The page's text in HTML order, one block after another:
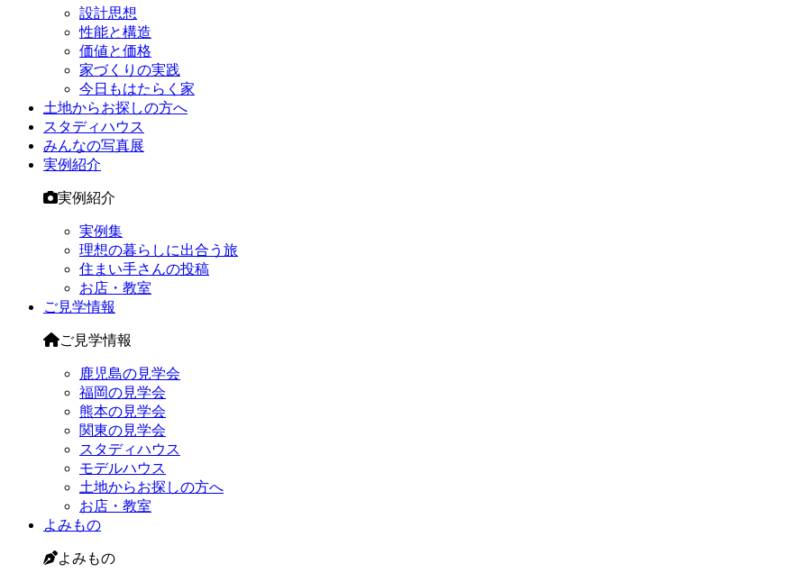
設計思想
性能と構造
価値と価格
家づくりの実践
今日もはたらく家
土地からお探しの方へ
スタディハウス
みんなの写真展
実例紹介
実例紹介
実例集
理想の暮らしに出合う旅
住まい手さんの投稿
お店・教室
ご見学情報
ご見学情報
鹿児島の見学会
福岡の見学会
熊本の見学会
関東の見学会
スタディハウス
モデルハウス
土地からお探しの方へ
お店・教室
よみもの
よみもの